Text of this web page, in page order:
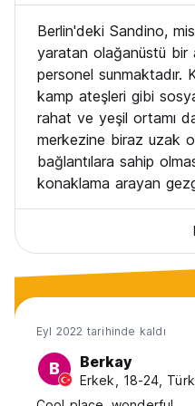
etmiyoruz. Tesis
çamaşır yıkama olanakları
Açılış saatleri
Sandino Hostel Berlin 1
Resepsiyonda 08:30 - 22:00
bulunmaktadır.
Varış ve kalkış
Giriş her gün saat 14.00'ten
gün saat 11.00'e kadar
translated from original
Berlin'deki Sandino,
yaratan olağanüstü bir
personel sunmaktadır.
kamp ateşleri gibi
rahat ve yeşil ortamı
merkezine biraz uzak
bağlantılara sahip
konaklama arayan
Eyl 2022 tarihinde kaldı
B Berkay
Erkek, 18-24,